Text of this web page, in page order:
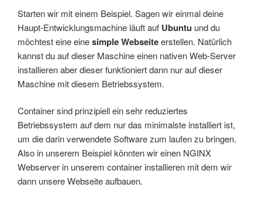
Starten wir mit einem Beispiel. Sagen wir einmal deine
Haupt-Entwicklungsmachine läuft auf Ubuntu und du
möchtest eine einesimple Webseiteerstellen. Natürlich
kannst du auf dieser Maschine einen nativen Web-Server
installieren aber dieser funktioniert dann nur auf dieser
Maschine mit diesem Betriebssystem.
Container sind prinzipiell ein sehr reduziertes
Betriebssystem auf dem nur das minimalste installiert ist,
um die darin verwendete Software zum laufen zu bringen.
Also in unserem Beispiel könnten wir einen NGINX
Webserver in unserem container installieren mit dem wir
dann unsere Webseite aufbauen.